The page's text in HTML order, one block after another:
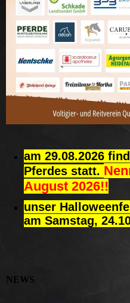
am 29.08.2026
Pferdes statt.
August 2026!!
unser
am Samstag,
NEWS